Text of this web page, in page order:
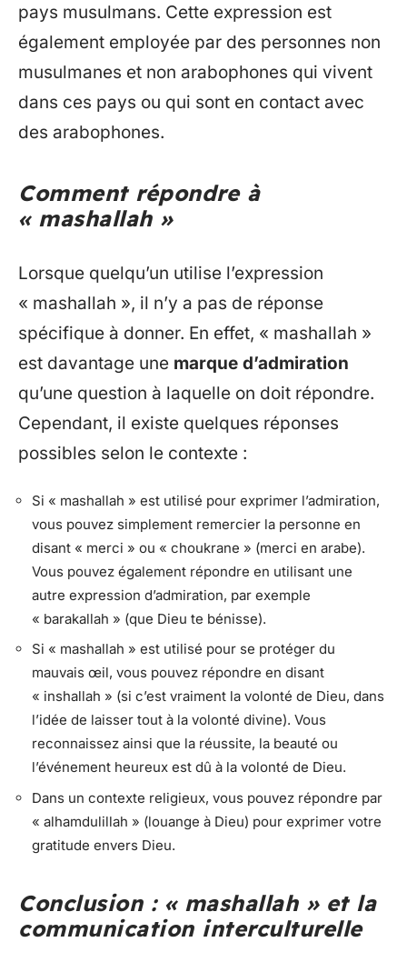
pays musulmans. Cette expression est
également employée par des personnes non
musulmanes et non arabophones qui vivent
dans ces pays ou qui sont en contact avec
des arabophones.
Comment répondre à
« mashallah »
Lorsque quelqu’un utilise l’expression
« mashallah », il n’y a pas de réponse
spécifique à donner. En effet, « mashallah »
est davantage une marque d’admiration
qu’une question à laquelle on doit répondre.
Cependant, il existe quelques réponses
possibles selon le contexte :
Si « mashallah » est utilisé pour exprimer l’admiration,
vous pouvez simplement remercier la personne en
disant « merci » ou « choukrane » (merci en arabe).
Vous pouvez également répondre en utilisant une
autre expression d’admiration, par exemple
« barakallah » (que Dieu te bénisse).
Si « mashallah » est utilisé pour se protéger du
mauvais œil, vous pouvez répondre en disant
« inshallah » (si c’est vraiment la volonté de Dieu, dans
l’idée de laisser tout à la volonté divine). Vous
reconnaissez ainsi que la réussite, la beauté ou
l’événement heureux est dû à la volonté de Dieu.
Dans un contexte religieux, vous pouvez répondre par
« alhamdulillah » (louange à Dieu) pour exprimer votre
gratitude envers Dieu.
Conclusion : « mashallah » et la
communication interculturelle